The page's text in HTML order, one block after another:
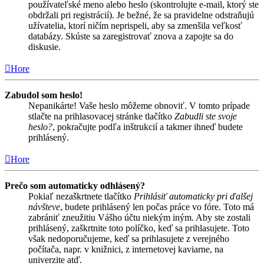
používateľské meno alebo heslo (skontrolujte e-mail, ktorý ste
obdržali pri registrácií). Je bežné, že sa pravidelne odstraňujú
užívatelia, ktorí ničím neprispeli, aby sa zmenšila veľkosť
databázy. Skúste sa zaregistrovať znova a zapojte sa do
diskusie.
Hore
Zabudol som heslo!
Nepanikárte! Vaše heslo môžeme obnoviť. V tomto prípade
stlačte na prihlasovacej stránke tlačítko Zabudli ste svoje
heslo?, pokračujte podľa inštrukcií a takmer ihneď budete
prihlásený.
Hore
Prečo som automaticky odhlásený?
Pokiaľ nezaškrtnete tlačítko Prihlásiť automaticky pri ďalšej
návšteve, budete prihlásený len počas práce vo fóre. Toto má
zabrániť zneužitiu Vášho účtu niekým iným. Aby ste zostali
prihlásený, zaškrtnite toto políčko, keď sa prihlasujete. Toto
však nedoporučujeme, keď sa prihlasujete z verejného
počítača, napr. v knižnici, z internetovej kaviarne, na
univerzite atď.